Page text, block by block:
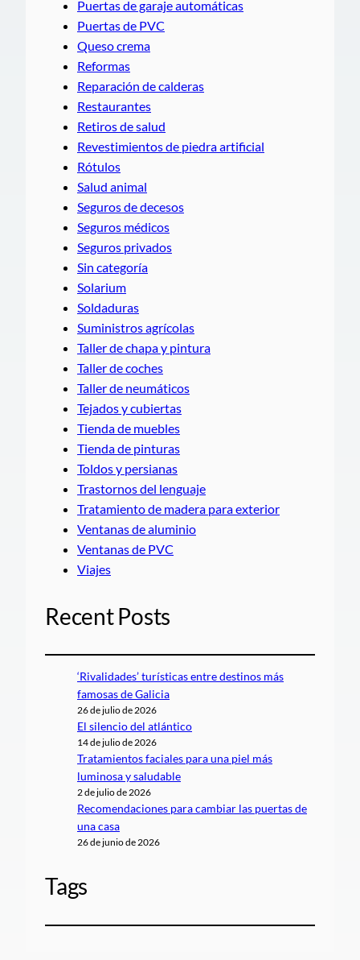
Puertas de garaje automáticas
Puertas de PVC
Queso crema
Reformas
Reparación de calderas
Restaurantes
Retiros de salud
Revestimientos de piedra artificial
Rótulos
Salud animal
Seguros de decesos
Seguros médicos
Seguros privados
Sin categoría
Solarium
Soldaduras
Suministros agrícolas
Taller de chapa y pintura
Taller de coches
Taller de neumáticos
Tejados y cubiertas
Tienda de muebles
Tienda de pinturas
Toldos y persianas
Trastornos del lenguaje
Tratamiento de madera para exterior
Ventanas de aluminio
Ventanas de PVC
Viajes
Recent Posts
‘Rivalidades’ turísticas entre destinos más
famosas de Galicia
26 de julio de 2026
El silencio del atlántico
14 de julio de 2026
Tratamientos faciales para una piel más
luminosa y saludable
2 de julio de 2026
Recomendaciones para cambiar las puertas de
una casa
26 de junio de 2026
Tags